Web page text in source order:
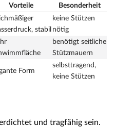
Vorteile Besonderheit
stabil
keine Stützen
nötig
benötigt seitliche
Stützmauern
Form
selbsttragend,
keine Stützen
und tragfähig sein.